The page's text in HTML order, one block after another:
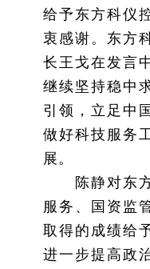
给予东方科仪
衷感谢。东方
长王戈在发言
继续坚持稳中
引领，立足中
做好科技服务
展。
陈静对东
服务、国资监
取得的成绩给
进一步提高政